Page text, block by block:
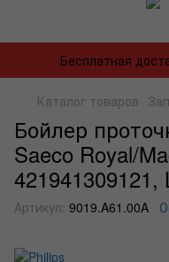
Бесплатная
Каталог товаров
Бойлер
Saeco Royal/
421941309121,
Артикул: 9019.A61.00A